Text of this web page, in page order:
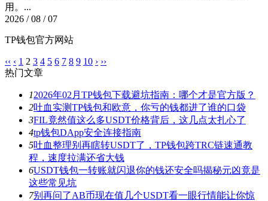
用。...
2026 / 08 / 07
TP钱包官方网站
‹‹ ‹ 1 2 3 4 5 6 7 8 9 10 › ››
热门文章
12026年02月TP钱包下载避坑指南：哪个才是官方版？
2吐血实测TP钱包和欧意，你亏的钱都进了谁的口袋
3FIL竟然值这么多USDT价格背后，这几点太扎心了
4tp钱包DApp安全连接指南
5吐血整理别再瞎转USDT了，TP钱包跨TRC链速通教
程，速度拉满还省大钱
6USDT钱包一转账就闪退你的钱还安全吗揭秘元凶竟是
这些常见坑
7别再问了AB币现在值几个USDT看一眼行情能让你惊